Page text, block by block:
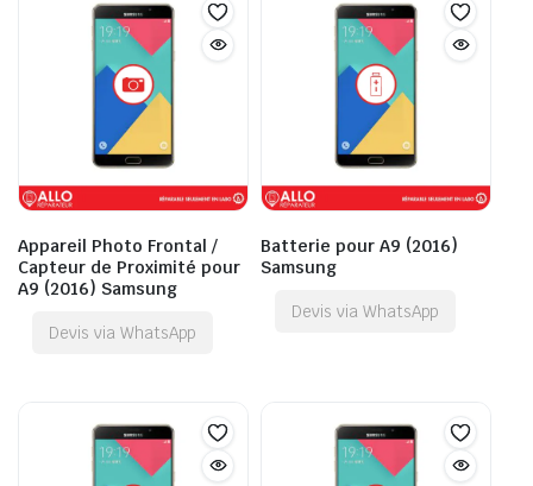
Appareil Photo Frontal /
Capteur de Proximité pour
A9 (2016) Samsung
Devis via WhatsApp
Batterie pour A9 (2016)
Samsung
Devis via WhatsApp